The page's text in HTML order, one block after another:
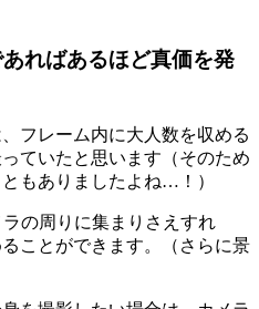
ればあるほど真価を発
フレーム内に大人数を収める
ていたと思います（そのため
もありましたよね…！）
の周りに集まりさえすれ
ことができます。（さらに景